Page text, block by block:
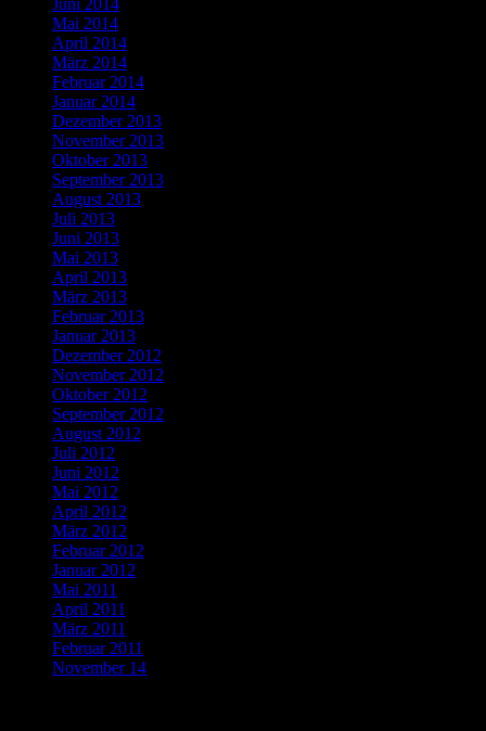
Juni 2014
Mai 2014
April 2014
März 2014
Februar 2014
Januar 2014
Dezember 2013
November 2013
Oktober 2013
September 2013
August 2013
Juli 2013
Juni 2013
Mai 2013
April 2013
März 2013
Februar 2013
Januar 2013
Dezember 2012
November 2012
Oktober 2012
September 2012
August 2012
Juli 2012
Juni 2012
Mai 2012
April 2012
März 2012
Februar 2012
Januar 2012
Mai 2011
April 2011
März 2011
Februar 2011
November 14